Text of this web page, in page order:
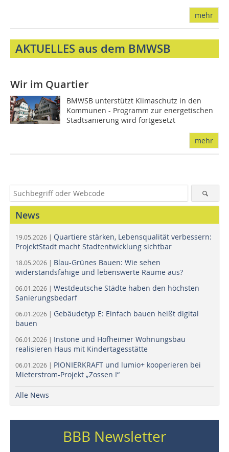
mehr
AKTUELLES aus dem BMWSB
Wir im Quartier
BMWSB unterstützt Klimaschutz in den
Kommunen - Programm zur energetischen
Stadtsanierung wird fortgesetzt
mehr
News
19.05.2026 | Quartiere stärken, Lebensqualität verbessern:
ProjektStadt macht Stadtentwicklung sichtbar
18.05.2026 | Blau-Grünes Bauen: Wie sehen
widerstandsfähige und lebenswerte Räume aus?
06.01.2026 | Westdeutsche Städte haben den höchsten
Sanierungsbedarf
06.01.2026 | Gebäudetyp E: Einfach bauen heißt digital
bauen
06.01.2026 | Instone und Hofheimer Wohnungsbau
realisieren Haus mit Kindertagesstätte
06.01.2026 | PIONIERKRAFT und lumio+ kooperieren bei
Mieterstrom-Projekt „Zossen I“
Alle News
BBB Newsletter